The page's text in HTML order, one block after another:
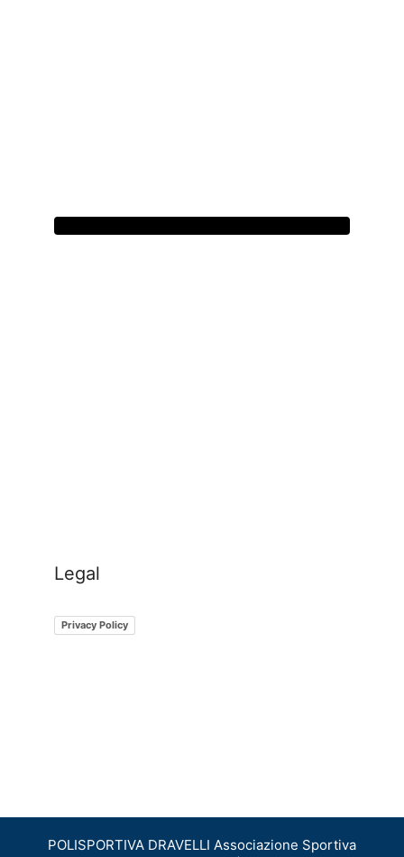
Legal
Privacy Policy
POLISPORTIVA​ ​DRAVELLI Associazione Sportiva